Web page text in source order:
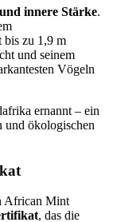
innere Stärke.
bis zu 1,9 m
und seinem
Vögeln
ernannt – ein
und ökologischen
African Mint
, das die